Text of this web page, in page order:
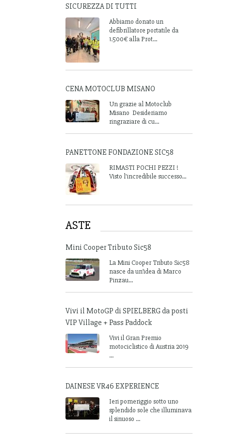
SICUREZZA DI TUTTI
Abbiamo donato un
defibrillatore portatile da
1.500€ alla Prot...
CENA MOTOCLUB MISANO
Un grazie al Motoclub
Misano Desideriamo
ringraziare di cu...
PANETTONE FONDAZIONE SIC58
RIMASTI POCHI PEZZI !
Visto l'incredibile successo...
ASTE
Mini Cooper Tributo Sic58
La Mini Cooper Tributo Sic58
nasce da un’idea di Marco
Pinzau...
Vivi il MotoGP di SPIELBERG da posti
VIP Village + Pass Paddock
Vivi il Gran Premio
motociclistico di Austria 2019
...
DAINESE VR46 EXPERIENCE
Ieri pomeriggio sotto uno
splendido sole che illuminava
il sinuoso ...